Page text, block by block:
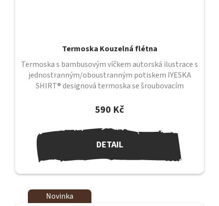
Termoska Kouzelná flétna
590 Kč
DETAIL
Termoska s bambusovým víčkem autorská ilustrace s
jednostranným/oboustranným potiskem IYESKA
SHIRT® designová termoska se šroubovacím
Novinka